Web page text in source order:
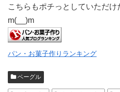
こちらもポチっとしていただけ
m(__)m
パン・お菓子作りランキング
ベーグル